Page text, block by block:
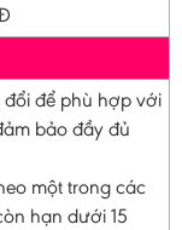
đổi để phù hợp với
bảo đầy đủ
một trong các
hạn dưới 15